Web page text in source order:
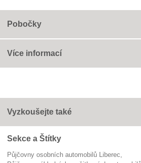
Pobočky
Více informací
Vyzkoušejte také
Sekce a Štítky
Půjčovny osobních automobilů Liberec